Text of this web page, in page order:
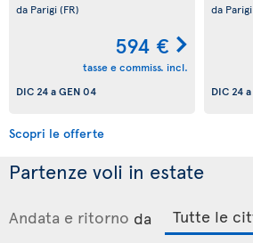
da Parigi(FR)
594 €
tasse e commiss. incl.
DIC 24aGEN 04
da Parigi
DIC 24a
Scopri le offerte
Partenze voli in estate
Andata e ritorno da